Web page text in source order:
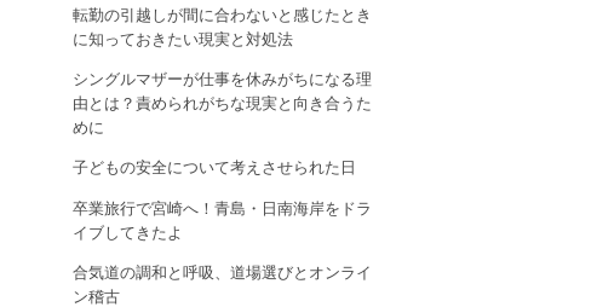
転勤の引越しが間に合わないと感じたとき
に知っておきたい現実と対処法
シングルマザーが仕事を休みがちになる理
由とは？責められがちな現実と向き合うた
めに
子どもの安全について考えさせられた日
卒業旅行で宮崎へ！青島・日南海岸をドラ
イブしてきたよ
合気道の調和と呼吸、道場選びとオンライ
ン稽古